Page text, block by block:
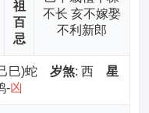
祖
百
忌
不长 亥不嫁娶
不利新郎
巳)蛇 岁煞: 西 星
-凶